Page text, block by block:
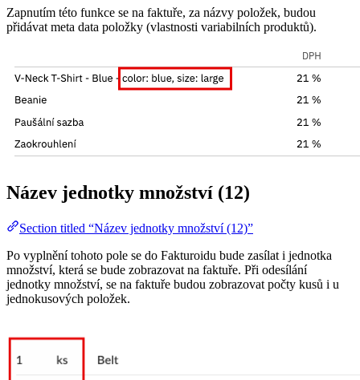
Zapnutím této funkce se na faktuře, za názvy položek, budou
přidávat meta data položky (vlastnosti variabilních produktů).
Název jednotky množství (12)
Section titled “Název jednotky množství (12)”
Po vyplnění tohoto pole se do Fakturoidu bude zasílat i jednotka
množství, která se bude zobrazovat na faktuře. Při odesílání
jednotky množství, se na faktuře budou zobrazovat počty kusů i u
jednokusových položek.